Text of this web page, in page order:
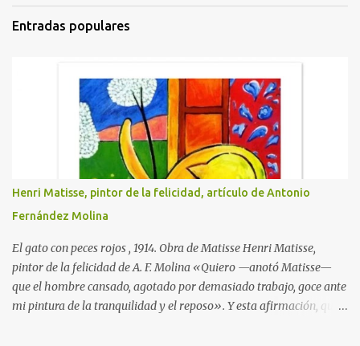
o
Entradas populares
Henri Matisse, pintor de la felicidad, artículo de Antonio
Fernández Molina
El gato con peces rojos , 1914. Obra de Matisse Henri Matisse,
pintor de la felicidad de A. F. Molina «Quiero —anotó Matisse—
que el hombre cansado, agotado por demasiado trabajo, goce ante
mi pintura de la tranquilidad y el reposo». Y esta afirmación, que